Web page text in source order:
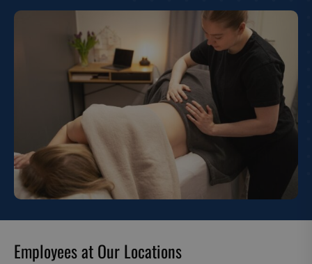
Employees at Our Locations